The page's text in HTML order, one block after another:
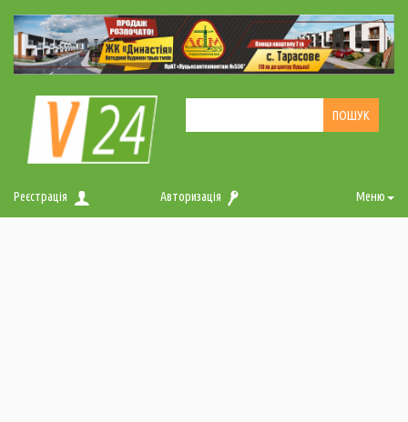
Реєстрація Авторизація Меню